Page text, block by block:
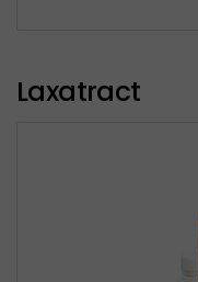
Laxatract